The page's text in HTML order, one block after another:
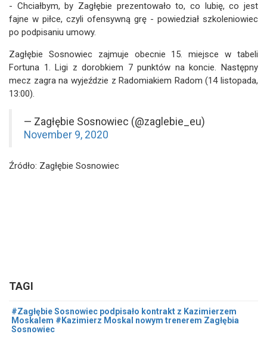
- Chciałbym, by Zagłębie prezentowało to, co lubię, co jest
fajne w piłce, czyli ofensywną grę - powiedział szkoleniowiec
po podpisaniu umowy.
Zagłębie Sosnowiec zajmuje obecnie 15. miejsce w tabeli
Fortuna 1. Ligi z dorobkiem 7 punktów na koncie. Następny
mecz zagra na wyjeździe z Radomiakiem Radom (14 listopada,
13:00).
— Zagłębie Sosnowiec (@zaglebie_eu)
November 9, 2020
Źródło: Zagłębie Sosnowiec
TAGI
#Zagłębie Sosnowiec podpisało kontrakt z Kazimierzem
Moskalem #Kazimierz Moskal nowym trenerem Zagłębia
Sosnowiec